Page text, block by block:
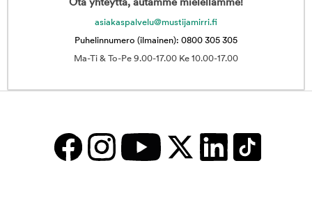
Ota yhteyttä, autamme mielellämme!
asiakaspalvelu@mustijamirri.fi
Puhelinnumero (ilmainen): 0800 305 305
Ma-Ti & To-Pe 9.00-17.00 Ke 10.00-17.00